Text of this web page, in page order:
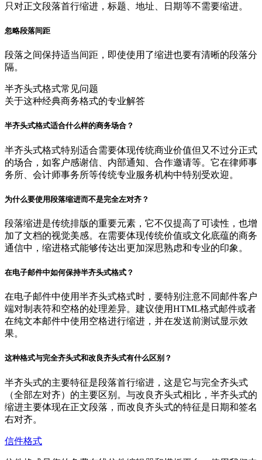
只对正文段落首行缩进，标题、地址、日期等不需要缩进。
忽略段落间距
段落之间保持适当间距，即使使用了缩进也要有清晰的段落分
隔。
半齐头式格式常见问题
关于这种经典商务格式的专业解答
半齐头式格式适合什么样的商务场合？
半齐头式格式特别适合需要体现传统商业价值但又不过分正式
的场合，如客户感谢信、内部通知、合作邀请等。它在律师事
务所、会计师事务所等传统专业服务机构中特别受欢迎。
为什么要使用段落缩进而不是完全左对齐？
段落缩进是传统排版的重要元素，它不仅提高了可读性，也增
加了文档的视觉美感。在需要体现传统价值或文化底蕴的商务
通信中，缩进格式能够传达出更加深思熟虑和专业的印象。
在电子邮件中如何保持半齐头式格式？
在电子邮件中使用半齐头式格式时，要特别注意不同邮件客户
端对制表符和空格的处理差异。建议使用HTML格式邮件或者
在纯文本邮件中使用空格进行缩进，并在发送前测试显示效
果。
这种格式与完全齐头式和改良齐头式有什么区别？
半齐头式的主要特征是段落首行缩进，这是它与完全齐头式
（全部左对齐）的主要区别。与改良齐头式相比，半齐头式的
缩进主要体现在正文段落，而改良齐头式的特征是日期和签名
右对齐。
信件格式